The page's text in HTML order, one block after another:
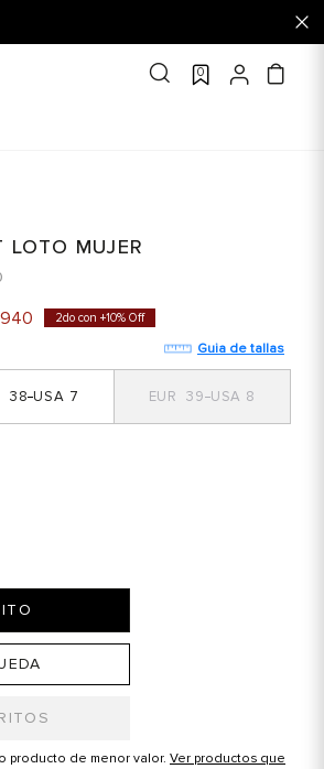
0
LOTO MUJER
940 2do con +10% Off
Guia de tallas
7
38 8
39
producto de menor valor. Ver productos que